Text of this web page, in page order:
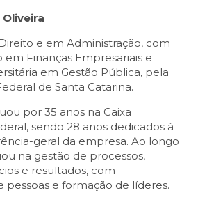
e em Administração, com
em Finanças Empresariais e
em Gestão Pública, pela
de Santa Catarina.
por 35 anos na Caixa
sendo 28 anos dedicados à
geral da empresa. Ao longo
na gestão de processos,
e resultados, com
pessoas e formação de líderes.